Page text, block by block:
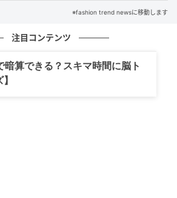
※fashion trend newsに移動します
注目コンテンツ
暗算できる？スキマ時間に脳ト